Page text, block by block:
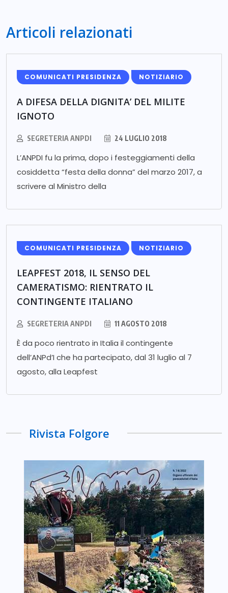
Articoli relazionati
COMUNICATI PRESIDENZA NOTIZIARIO
A DIFESA DELLA DIGNITA’ DEL MILITE
IGNOTO
SEGRETERIA ANPDI 24 LUGLIO 2018
L’ANPDI fu la prima, dopo i festeggiamenti della
cosiddetta “festa della donna” del marzo 2017, a
scrivere al Ministro della
COMUNICATI PRESIDENZA NOTIZIARIO
LEAPFEST 2018, IL SENSO DEL
CAMERATISMO: RIENTRATO IL
CONTINGENTE ITALIANO
SEGRETERIA ANPDI 11 AGOSTO 2018
È da poco rientrato in Italia il contingente
dell’ANPd’I che ha partecipato, dal 31 luglio al 7
agosto, alla Leapfest
Rivista Folgore